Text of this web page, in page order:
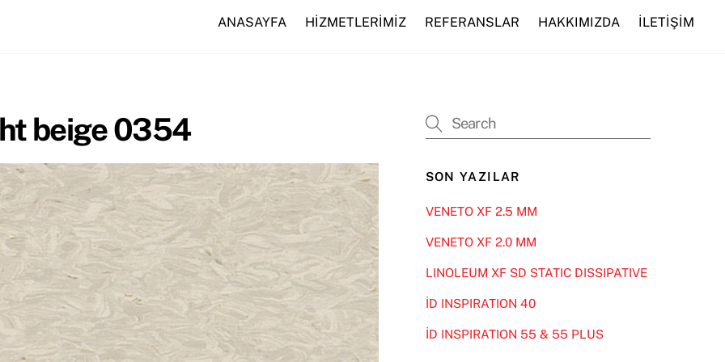
ANASAYFA HİZMETLERİMİZ REFERANSLAR HAKKIMIZDA İLETİŞİM
beige 0354
SON YAZILAR
VENETO XF 2.5 MM
VENETO XF 2.0 MM
LINOLEUM XF SD STATIC DISSIPATIVE
İD INSPIRATION 40
İD INSPIRATION 55 & 55 PLUS